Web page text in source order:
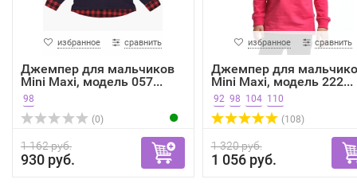
избранное сравнить
Джемпер для мальчиков
Mini Maxi, модель 057...
98
(0)
1 162 руб.
930 руб.
избранное сравнить
Джемпер для
Mini Maxi, модель 222...
92 98 104 110
(108)
1 320 руб.
1 056 руб.